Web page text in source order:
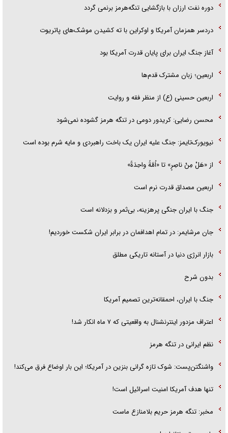
دوره نفت ارزان با بازگشایی تنگه‌هرمز برنمی گردد
دردسر همزمان آمریکا و اوکراین با ته کشیدن موشک‌های پاتریوت
آغاز جنگ ایران برای پایان قدرت آمریکا بود
اربعین؛ زبان مشترک قدم‌ها
اربعین حسینی (ع) از منظر فقه و روایت
محسن رضایی: کریدور دومی در تنگه هرمز گشوده نمی‌شود
نیویورک‌تایمز: جنگ علیه ایران یک باخت راهبردی و مایه شرم بوده است
از «هَلْ مِنْ ناصِرٍ» تا «اُمَّةً واحِدَةً»
اربعین مصداق قدرت نرم است
جنگ با ایران جنگی پرهزینه، بی‌ثمر و بزدلانه است
جان مرشایمر: در تمام اهدافمان در برابر ایران شکست خوردیم!
بازار انرژی دنیا در آستانه تاریکی مطلق
بدون شرح
جنگ با ایران، احمقانه‌ترین تصمیم آمریکا
اعتراف مزدور اینترنشنال به واقعیتی که ۷ ماه انکار شد!
نظم ایرانی در تنگه هرمز
واشنگتن‌پست: شوک تازه گرانی بنزین در آمریکا؛ این بار اوضاع فرق می‌کند!
تنها هدف آمریکا امنیت اسرائیل است!
مخبر: تنگه هرمز حریم بلامنازع ماست